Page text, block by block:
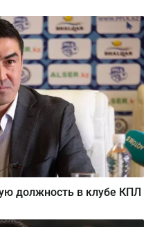
должность в клубе КПЛ